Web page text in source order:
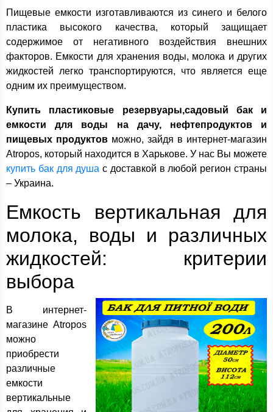
Пищевые емкости изготавливаются из синего и белого
пластика высокого качества, который защищает
содержимое от негативного воздействия внешних
факторов. Емкости для хранения воды, молока и других
жидкостей легко транспортируются, что является еще
одним их преимуществом.
Купить пластиковые резервуары,садовый бак и
емкости для воды на дачу, нефтепродуктов и
пищевых продуктов можно, зайдя в интернет-магазин
Atropos, который находится в Харькове. У нас Вы можете
купить бак для душа с доставкой в любой регион страны
– Украина.
Емкость вертикальная для
молока, воды и различных
жидкостей: критерии
выбора
В интернет-
магазине Atropos
можно
приобрести
различные
емкости
вертикальные